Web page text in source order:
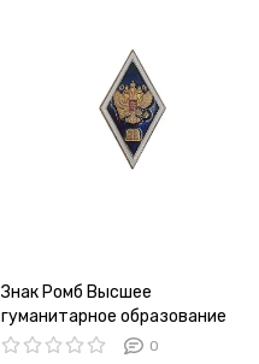
Знак Ромб Высшее
гуманитарное образование
белый кант
0